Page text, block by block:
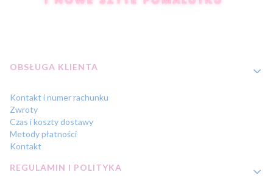
Linki w stopce
OBSŁUGA KLIENTA
Kontakt i numer rachunku
Zwroty
Czas i koszty dostawy
Metody płatności
Kontakt
REGULAMIN I POLITYKA